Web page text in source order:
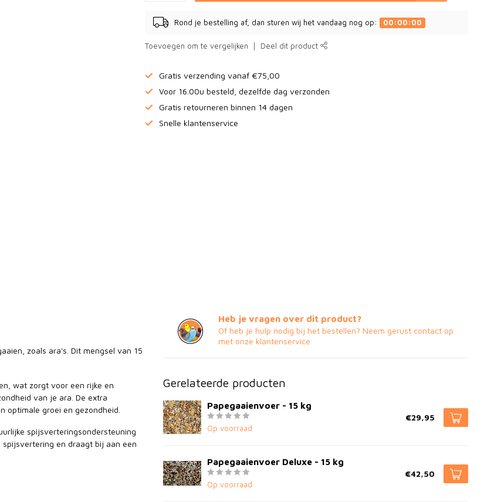
Rond je bestelling af, dan sturen wij het vandaag nog op: 00:00:00
Toevoegen om te vergelijken Deel dit product
Gratis verzending vanaf €75,00
Voor 16.00u besteld, dezelfde dag verzonden
Gratis retourneren binnen 14 dagen
Snelle klantenservice
zoals ara's. Dit mengsel van 15
wat zorgt voor een rijke en
van je ara. De extra
optimale groei en gezondheid.
spijsverteringsondersteuning
en draagt bij aan een
Heb je vragen over dit product?
Of heb je hulp nodig bij het bestellen? Neem gerust contact op
met onze klantenservice
Gerelateerde producten
Papegaaienvoer - 15 kg
Op voorraad
€29,95
Papegaaienvoer Deluxe - 15 kg
Op voorraad
€42,50